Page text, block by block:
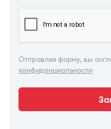
Отправляя форму, вы
конфиденциальности